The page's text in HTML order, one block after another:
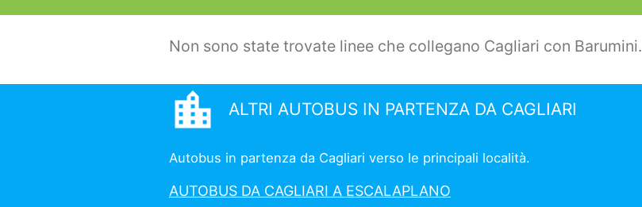
Non sono state trovate linee che collegano Cagliari con Barumini.
location_city ALTRI AUTOBUS IN PARTENZA DA CAGLIARI
Autobus in partenza da Cagliari verso le principali località.
AUTOBUS DA CAGLIARI A ESCALAPLANO